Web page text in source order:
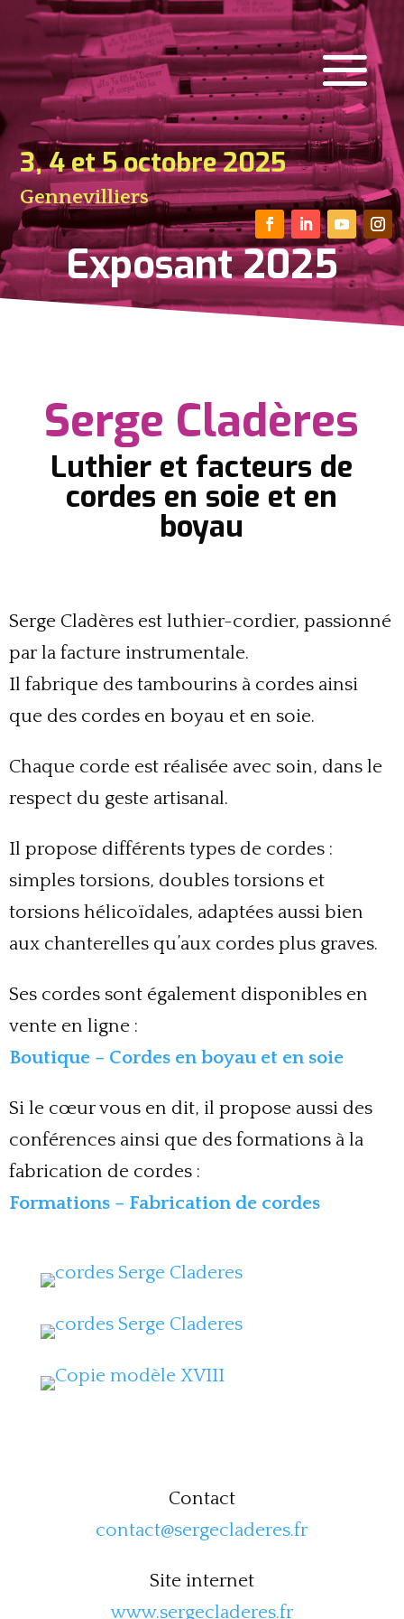
3, 4 et 5 octobre 2025
Gennevilliers
Exposant 2025
Serge Cladères
Luthier et facteurs de
cordes en soie et en
boyau
Serge Cladères est luthier-cordier, passionné
par la facture instrumentale.
Il fabrique des tambourins à cordes ainsi
que des cordes en boyau et en soie.
Chaque corde est réalisée avec soin, dans le
respect du geste artisanal.
Il propose différents types de cordes :
simples torsions, doubles torsions et
torsions hélicoïdales, adaptées aussi bien
aux chanterelles qu’aux cordes plus graves.
Ses cordes sont également disponibles en
vente en ligne :
Boutique – Cordes en boyau et en soie
Si le cœur vous en dit, il propose aussi des
conférences ainsi que des formations à la
fabrication de cordes :
Formations – Fabrication de cordes
Contact
contact@sergecladeres.fr
Site internet
www.sergecladeres.fr